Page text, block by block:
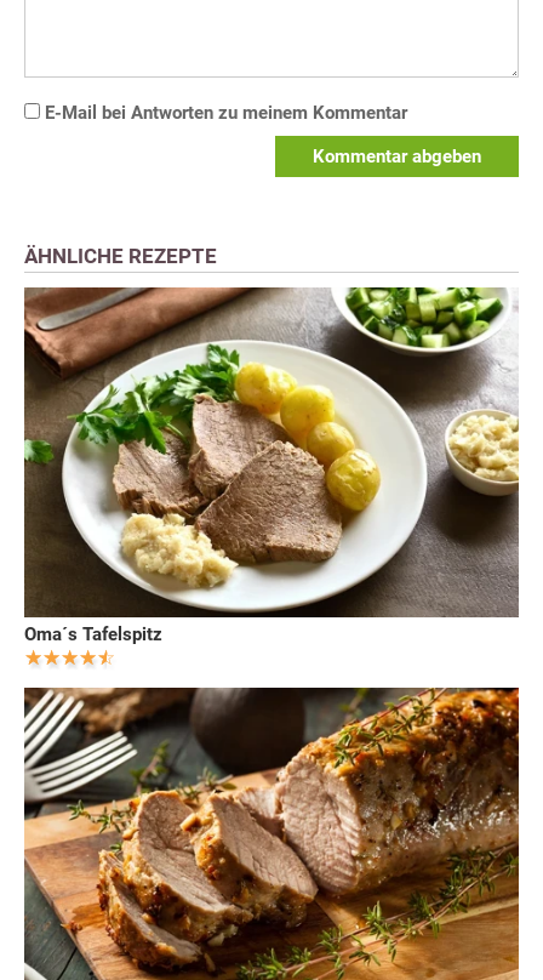
E-Mail bei Antworten zu meinem Kommentar
Kommentar abgeben
ÄHNLICHE REZEPTE
Oma´s Tafelspitz